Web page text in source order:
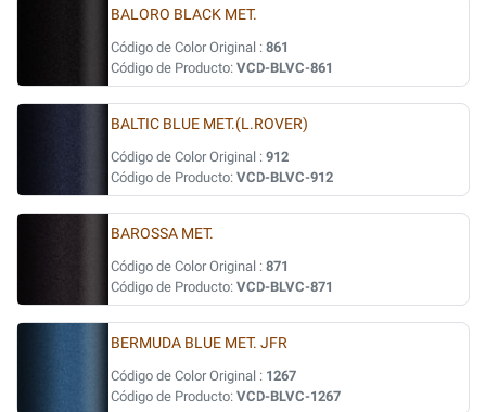
BALORO BLACK MET.
Código de Color Original : 861
Código de Producto: VCD-BLVC-861
BALTIC BLUE MET.(L.ROVER)
Código de Color Original : 912
Código de Producto: VCD-BLVC-912
BAROSSA MET.
Código de Color Original : 871
Código de Producto: VCD-BLVC-871
BERMUDA BLUE MET. JFR
Código de Color Original : 1267
Código de Producto: VCD-BLVC-1267